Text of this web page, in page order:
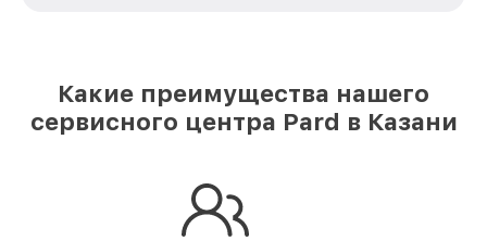
Какие преимущества нашего
сервисного центра Pard в Казани